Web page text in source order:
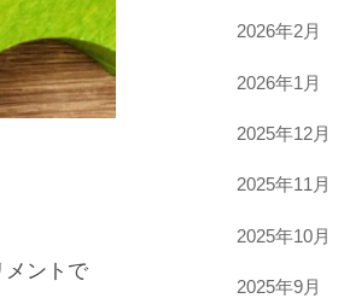
メントで
2026年2月
2026年1月
2025年12月
2025年11月
2025年10月
2025年9月